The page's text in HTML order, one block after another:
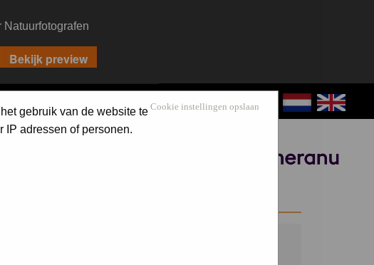
Natuurfotografen
Cookie instellingen opslaan
gebruik van de website te
IP adressen of personen.